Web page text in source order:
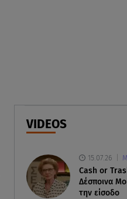
Χανιά: Φίδι δάγκωσε
παραλία
VIDEOS
15.07.26
Cash or
Δέσποινα
την είσοδο